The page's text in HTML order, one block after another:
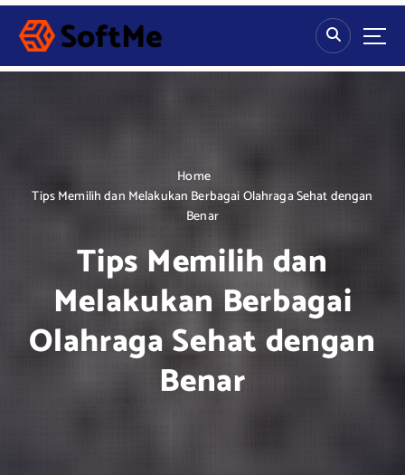
S
p
Home
Tips Memilih dan Melakukan Berbagai Olahraga Sehat dengan
Benar
Tips Memilih dan
Melakukan Berbagai
Olahraga Sehat dengan
Benar